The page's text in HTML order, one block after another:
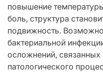
повышение
боль, структура
подвижность.
бактериальной
осложнений,
патологического